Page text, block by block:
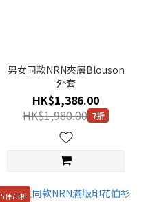
男女同款NRN夾層Blouson
外套
HK$1,386.00
HK$1,980.00 7折
5件75折